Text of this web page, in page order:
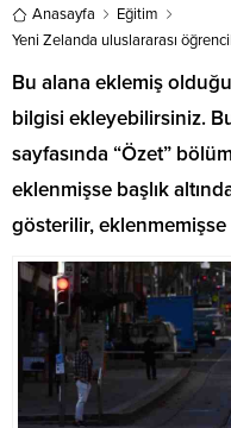
Anasayfa
Eğitim
Yeni Zelanda uluslararası
Bu alana eklemiş
bilgisi ekleyebilirsiniz.
sayfasında “Özet”
eklenmişse başlık
gösterilir, eklenmemişse